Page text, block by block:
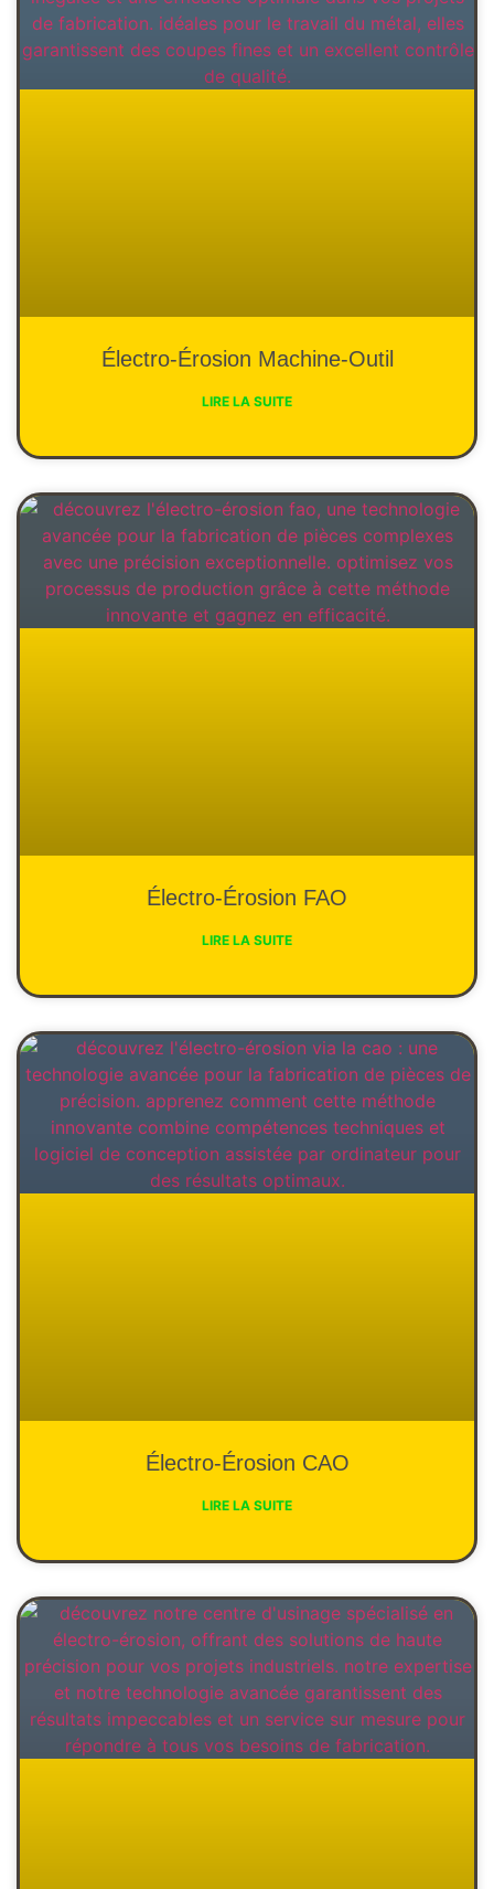
Électro-Érosion Machine-Outil
LIRE LA SUITE
Électro-Érosion FAO
LIRE LA SUITE
Électro-Érosion CAO
LIRE LA SUITE